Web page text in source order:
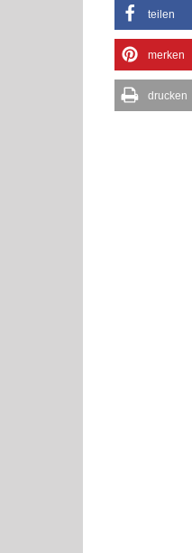
teilen
merken
drucken